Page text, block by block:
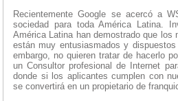
Recientemente Google se acercó a
sociedad para toda América Latina.
América Latina han demostrado que los
están muy entusiasmados y
embargo, no quieren tratar de hacerlo
un Consultor profesional de Internet
donde si los aplicantes cumplen con
se convertirá en un propietario de